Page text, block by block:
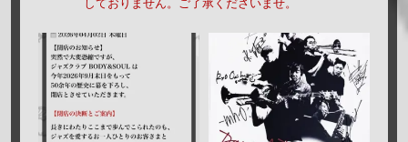
しておりません。ご了承くださいませ。